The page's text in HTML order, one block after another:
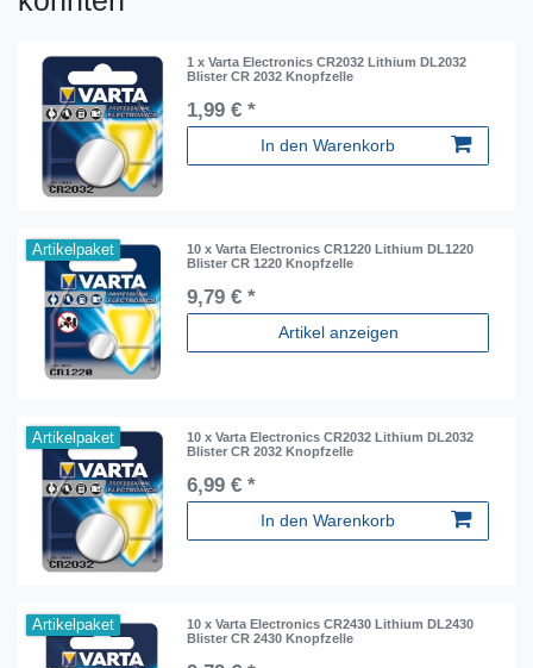
1 x Varta Electronics CR2032 Lithium DL2032
Blister CR 2032 Knopfzelle
1,99 € *
In den Warenkorb
Artikelpaket
10 x Varta Electronics CR1220 Lithium DL1220
Blister CR 1220 Knopfzelle
9,79 € *
Artikel anzeigen
Artikelpaket
10 x Varta Electronics CR2032 Lithium DL2032
Blister CR 2032 Knopfzelle
6,99 € *
In den Warenkorb
Artikelpaket
10 x Varta Electronics CR2430 Lithium DL2430
Blister CR 2430 Knopfzelle